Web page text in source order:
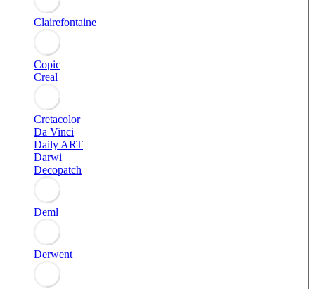
Clairefontaine
Copic
Creal
Cretacolor
Da Vinci
Daily ART
Darwi
Decopatch
Deml
Derwent